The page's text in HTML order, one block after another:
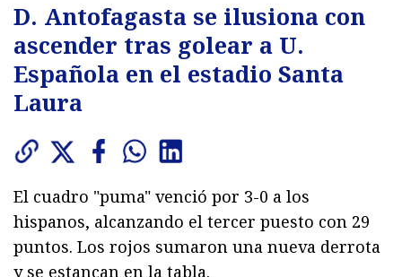
D. Antofagasta se ilusiona con
ascender tras golear a U.
Española en el estadio Santa
Laura
El cuadro "puma" venció por 3-0 a los
hispanos, alcanzando el tercer puesto con 29
puntos. Los rojos sumaron una nueva derrota
y se estancan en la tabla.